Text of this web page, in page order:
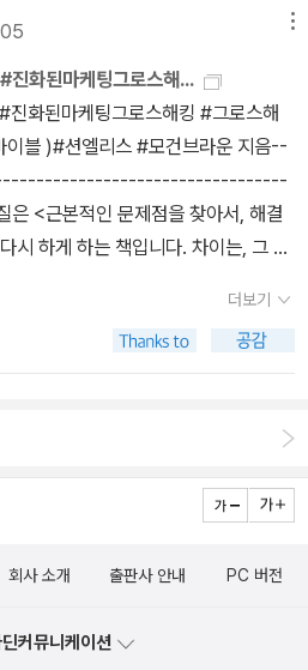
도 사실입니다. 저자들은 이에 대해,
고, 일단 과제들을 단기와 소량으로
브를 성과자(팀)에게 분명히 지급하
소할 수 있다고 제언합니다. 다른 이
에서 한번 실천해 보고 싶은 게 사실입
타트업이었던 만큼 당연히 이런 '그
고 그들 역시 정확히 무엇을 하는 중
과 그들이 진행하는 신 기법 사이에
니다만). 이렇게 하면 안 되더라, 반대
니다. 이런 전통에 근거한 조직 관성
흔히 보고, 사장에 대한 신뢰나 충성
충고합니다. 재구매율, 사용자 재방문
'그로스 해킹'은 소비자 개개인과 소통
라는 기법을 고려해 보는 것을 추천
었다고 해도 과언이 아니다. 제품 개
고객들에게 도움이 되고, 고객들이 미
수 있도록 면밀해졌기 때문이다. 물
사람이기에, 이를 어떻게 활용하는
는 것도 고객이며, 이는 철저한 모니터
회사의 모든 인원들이 이를 이해하
동시에,구성원들의 면밀한 이해와
속에 가득한 실제 사례들과 더불어
기에 그로스 해킹의 유용성을 입증하
있는 시대가 되었다. 물론 이를 해석
활용할 수 있는지도 그에 달려있다. 제
진화된마케팅그로스해...
진화된마케팅그로스해킹 #그로스해
이블 )#션엘리스 #모건브라운 지음--
시 하게 하는 책입니다. 차이는, 그 문
봅니다.일독을 권해드립니다.--------
스트 해브’인가★ ‘아하 순간’이란
조사★ 유지율 측정하기★ 설문조사
장전략 해킹하기★ 이해하기 쉽게 디
★ 촉발제의 이모저모-----------------
더보기
회사 소개 출판사 안내 PC 버전
커뮤니케이션